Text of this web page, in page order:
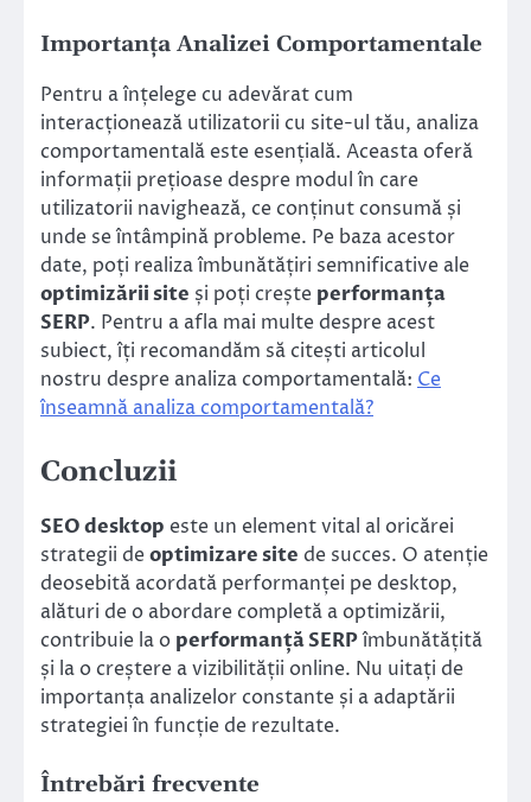
Importanța Analizei Comportamentale
Pentru a înțelege cu adevărat cum
interacționează utilizatorii cu site-ul tău, analiza
comportamentală este esențială. Aceasta oferă
informații prețioase despre modul în care
utilizatorii navighează, ce conținut consumă și
unde se întâmpină probleme. Pe baza acestor
date, poți realiza îmbunătățiri semnificative ale
optimizării site și poți crește performanța
SERP. Pentru a afla mai multe despre acest
subiect, îți recomandăm să citești articolul
nostru despre analiza comportamentală: Ce
înseamnă analiza comportamentală?
Concluzii
SEO desktop este un element vital al oricărei
strategii deoptimizare site de succes. O atenție
deosebită acordată performanței pe desktop,
alături de o abordare completă a optimizării,
contribuie la o performanță SERPîmbunătățită
și la o creștere a vizibilității online. Nu uitați de
importanța analizelor constante și a adaptării
strategiei în funcție de rezultate.
Întrebări frecvente